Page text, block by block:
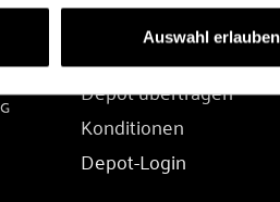
Auswahl erlauben
DEPOT
Depot übertragen
Konditionen
Depot-Login